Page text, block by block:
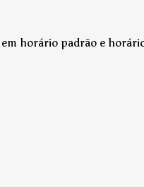
horário padrão e